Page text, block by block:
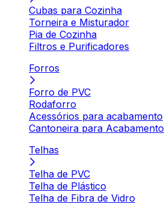
Cubas para Cozinha
Torneira e Misturador
Pia de Cozinha
Filtros e Purificadores
Forros
Forro de PVC
Rodaforro
Acessórios para acabamento
Cantoneira para Acabamento
Telhas
Telha de PVC
Telha de Plástico
Telha de Fibra de Vidro